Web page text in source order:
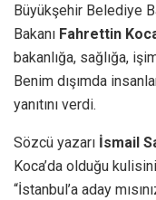
Büyükşehir Belediye
Bakanı Fahrettin
bakanlığa, sağlığa,
Benim dışımda
yanıtını verdi.
Sözcü yazarı İsmail
Koca’da olduğu
“İstanbul’a aday